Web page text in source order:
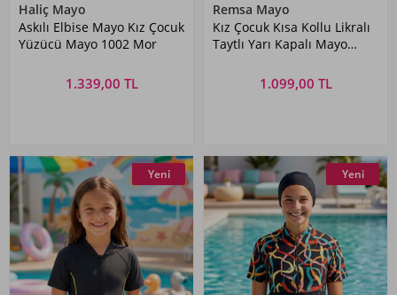
Haliç Mayo
Askılı Elbise Mayo Kız Çocuk
Yüzücü Mayo 1002 Mor
1.339,00 TL
Remsa Mayo
Kız Çocuk Kısa Kollu Likralı
Taytlı Yarı Kapalı Mayo
1.099,00 TL
Yeni Yeni